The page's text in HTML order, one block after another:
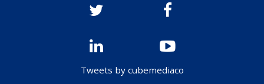
Tweets by cubemediaco